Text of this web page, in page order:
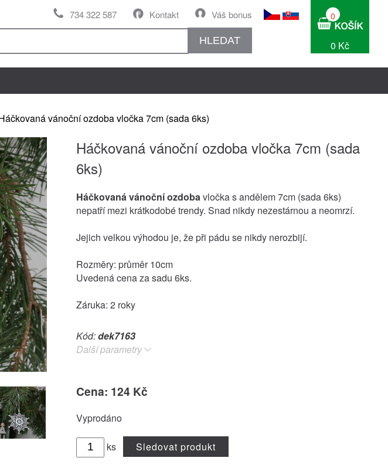
Váš bonus
Kontakt
734 322 587
HLEDAT
0
0 Kč
vánoční ozdoba vločka 7cm (sada 6ks)
Háčkovaná vánoční ozdoba vločka 7cm (sada
6ks)
Háčkovaná vánoční ozdobavločka s andělem 7cm (sada 6ks)
nepatří mezi krátkodobé trendy. Snad nikdy nezestárnou a neomrzí.
Jejich velkou výhodou je, že při pádu se nikdy nerozbijí.
Rozměry: průměr 10cm
Uvedená cena za sadu 6ks.
Záruka: 2 roky
Kód:dek7163
Další parametry
Cena: 124 Kč
Vyprodáno
ks Sledovat produkt